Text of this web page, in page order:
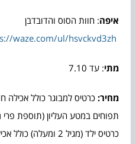
איפה: חוות הסוס והדובדבן
waze.com/ul/hsvckvd3zh
מתי: עד 7.10
מחיר: כרטיס למבוגר כולל אכילה
כרטיס ילד (מגיל 2